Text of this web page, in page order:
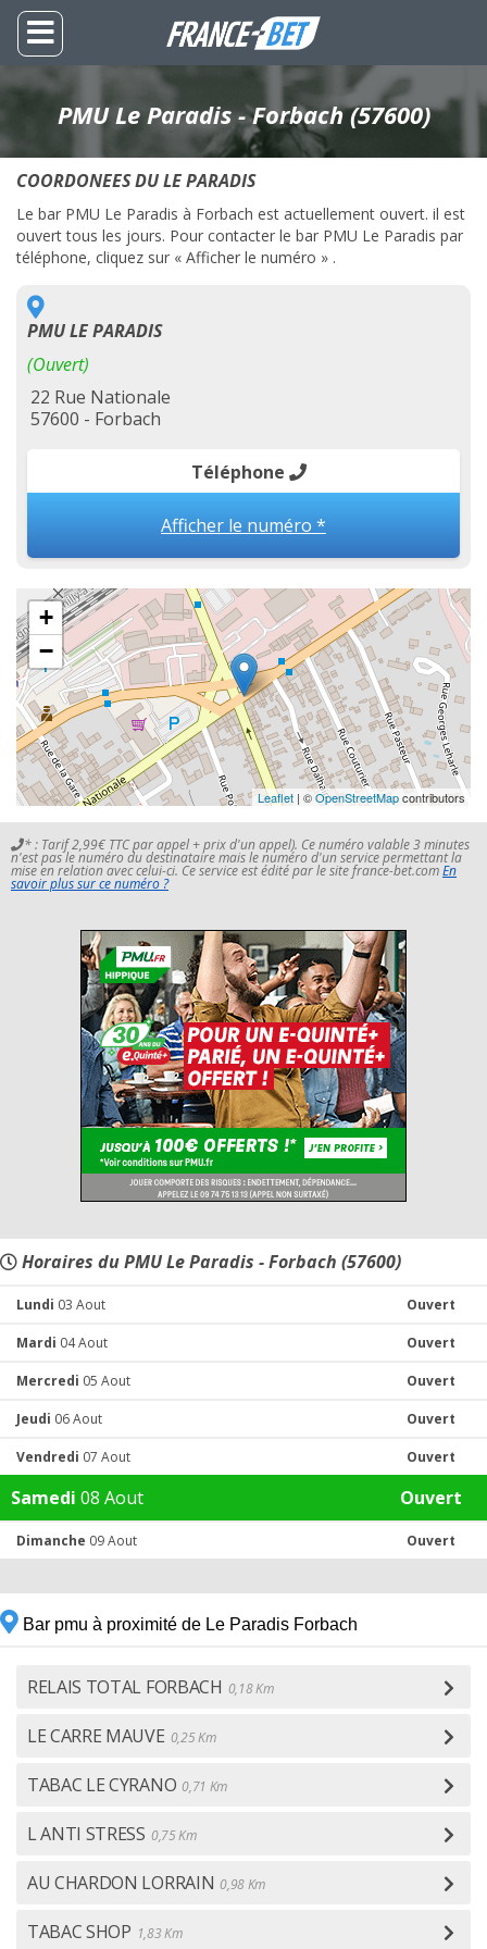
PMU Le Paradis - Forbach (57600)
COORDONEES DU LE PARADIS
Le bar PMU Le Paradis à Forbach est actuellement ouvert. il est
ouvert tous les jours. Pour contacter le bar PMU Le Paradis par
téléphone, cliquez sur « Afficher le numéro » .
PMU LE PARADIS
(Ouvert)
22 Rue Nationale
57600 - Forbach
Téléphone
Afficher le numéro *
+
−
Leaflet | ©OpenStreetMapcontributors
* : Tarif 2,99€ TTC par appel + prix d'un appel). Ce numéro valable 3 minutes
n'est pas le numéro du destinataire mais le numéro d'un service permettant la
mise en relation avec celui-ci. Ce service est édité par le site france-bet.comEn
savoir plus sur ce numéro ?
Horaires du PMU Le Paradis - Forbach (57600)
Lundi 03 Aout Ouvert
Mardi 04 Aout Ouvert
Mercredi 05 Aout Ouvert
Jeudi 06 Aout Ouvert
Vendredi 07 Aout Ouvert
Samedi 08 Aout Ouvert
Dimanche 09 Aout Ouvert
Bar pmu à proximité de Le Paradis Forbach
RELAIS TOTAL FORBACH 0,18 Km
LE CARRE MAUVE 0,25 Km
TABAC LE CYRANO 0,71 Km
L ANTI STRESS 0,75 Km
AU CHARDON LORRAIN 0,98 Km
TABAC SHOP 1,83 Km